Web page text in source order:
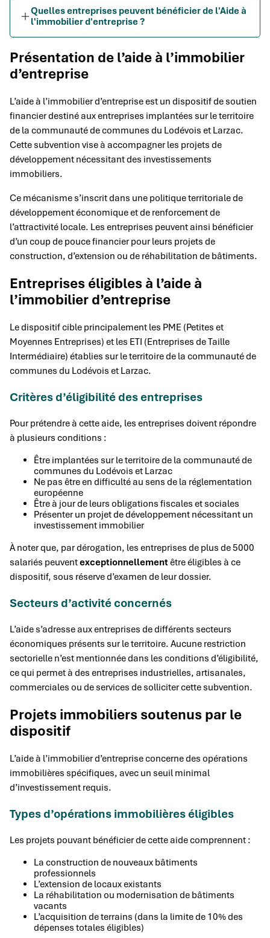
Quelles entreprises peuvent bénéficier de l'Aide à
l'immobilier d'entreprise ?
Présentation de l’aide à l’immobilier
d’entreprise
L’aide à l’immobilier d’entreprise est un dispositif de soutien
financier destiné aux entreprises implantées sur le territoire
de la communauté de communes du Lodévois et Larzac.
Cette subvention vise à accompagner les projets de
développement nécessitant des investissements
immobiliers.
Ce mécanisme s’inscrit dans une politique territoriale de
développement économique et de renforcement de
l’attractivité locale. Les entreprises peuvent ainsi bénéficier
d’un coup de pouce financier pour leurs projets de
construction, d’extension ou de réhabilitation de bâtiments.
Entreprises éligibles à l’aide à
l’immobilier d’entreprise
Le dispositif cible principalement les PME (Petites et
Moyennes Entreprises) et les ETI (Entreprises de Taille
Intermédiaire) établies sur le territoire de la communauté de
communes du Lodévois et Larzac.
Critères d’éligibilité des entreprises
Pour prétendre à cette aide, les entreprises doivent répondre
à plusieurs conditions :
Être implantées sur le territoire de la communauté de
communes du Lodévois et Larzac
Ne pas être en difficulté au sens de la réglementation
européenne
Être à jour de leurs obligations fiscales et sociales
Présenter un projet de développement nécessitant un
investissement immobilier
À noter que, par dérogation, les entreprises de plus de 5000
salariés peuventexceptionnellementêtre éligibles à ce
dispositif, sous réserve d’examen de leur dossier.
Secteurs d’activité concernés
L’aide s’adresse aux entreprises de différents secteurs
économiques présents sur le territoire. Aucune restriction
sectorielle n’est mentionnée dans les conditions d’éligibilité,
ce qui permet à des entreprises industrielles, artisanales,
commerciales ou de services de solliciter cette subvention.
Projets immobiliers soutenus par le
dispositif
L’aide à l’immobilier d’entreprise concerne des opérations
immobilières spécifiques, avec un seuil minimal
d’investissement requis.
Types d’opérations immobilières éligibles
Les projets pouvant bénéficier de cette aide comprennent :
La construction de nouveaux bâtiments
professionnels
L’extension de locaux existants
La réhabilitation ou modernisation de bâtiments
vacants
L’acquisition de terrains (dans la limite de 10% des
dépenses totales éligibles)